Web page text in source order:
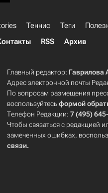
Теннис Теги
RSS Архив
Главный редактор: Гаврилова
Адрес электронной почты
По вопросам размещения
воспользуйтесьформой
Телефон Редакции:7 (495)
Чтобы связаться с редакцией
замеченных ошибках,
связи.